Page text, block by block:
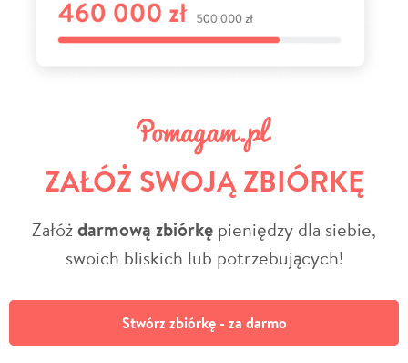
ZAŁÓŻ SWOJĄ ZBIÓRKĘ
Załóżdarmową zbiórkę pieniędzy dla siebie,
swoich bliskich lub potrzebujących!
Stwórz zbiórkę - za darmo